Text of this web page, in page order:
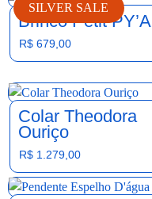
SILVER SALE
Brinco Petit PY’A
R$ 679,00
Colar Theodora
Ouriço
R$ 1.279,00